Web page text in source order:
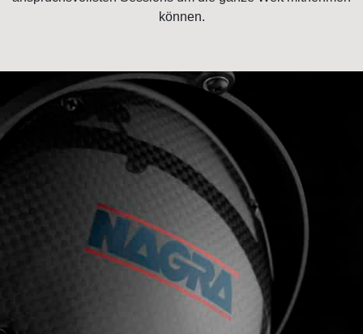
können.